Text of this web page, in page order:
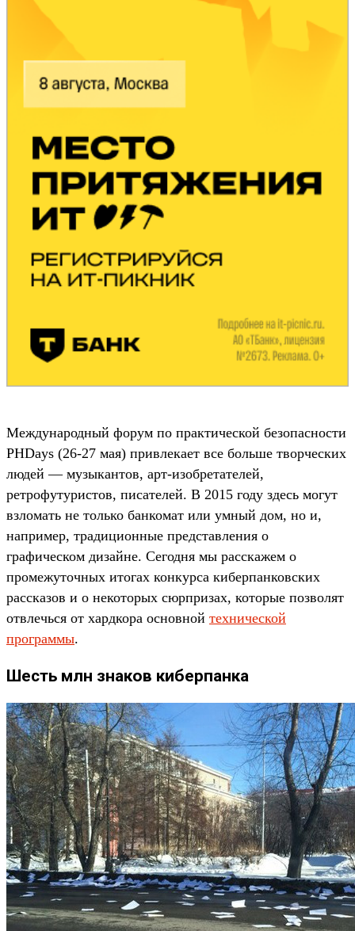
Международный форум по практической безопасности
PHDays (26-27 мая) привлекает все больше творческих
людей — музыкантов, арт-изобретателей,
ретрофутуристов, писателей. В 2015 году здесь могут
взломать не только банкомат или умный дом, но и,
например, традиционные представления о
графическом дизайне. Сегодня мы расскажем о
промежуточных итогах конкурса киберпанковских
рассказов и о некоторых сюрпризах, которые позволят
отвлечься от хардкора основной технической
программы.
Шесть млн знаков киберпанка